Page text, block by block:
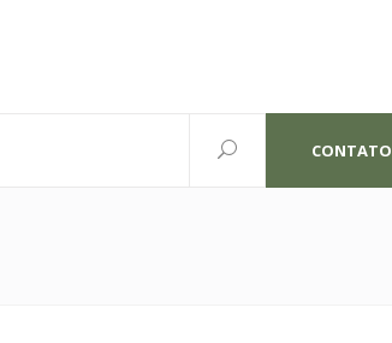
Rua Doutor Alexandre Gutierrez,826
CONTATO